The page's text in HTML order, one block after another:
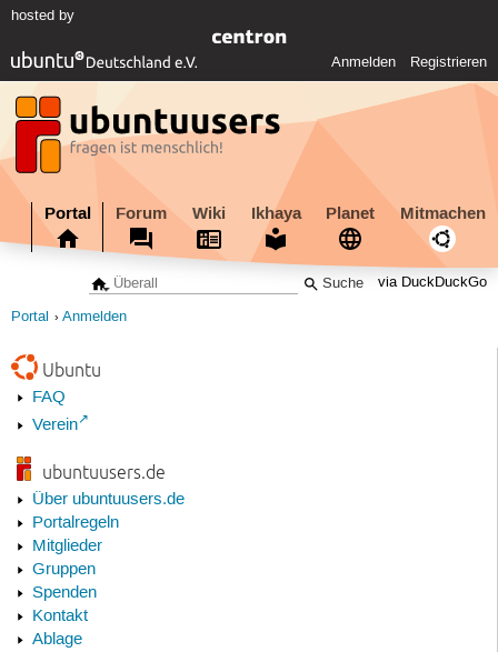
hosted by
Anmelden Registrieren
Portal Forum Wiki Ikhaya Planet Mitmachen
via DuckDuckGo
Portal Anmelden
Ubuntu
FAQ
Verein
ubuntuusers.de
Über ubuntuusers.de
Portalregeln
Mitglieder
Gruppen
Spenden
Kontakt
Ablage